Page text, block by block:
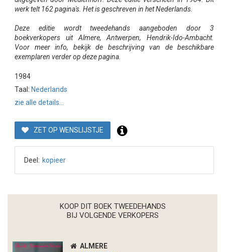
werk telt 162 pagina's. Het is geschreven in het Nederlands.
Deze editie wordt tweedehands aangeboden door 3
boekverkopers uit Almere, Antwerpen, Hendrik-Ido-Ambacht.
Voor meer info, bekijk de beschrijving van de beschikbare
exemplaren verder op deze pagina.
1984
Taal: Nederlands
zie alle details...
ZET OP WENSLIJSTJE
Deel: kopieer
KOOP DIT BOEK TWEEDEHANDS
BIJ VOLGENDE VERKOPERS
ALMERE